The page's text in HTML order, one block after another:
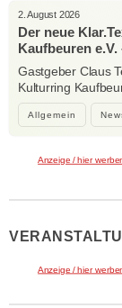
Allgemein
2. August 2026
Der neue
Kaufbeuren
Kraft der Kultur
Gastgeber Claus
Kulturring
Anzeige / hier
Anzeige / hier